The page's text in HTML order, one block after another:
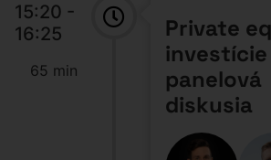
15:20 -
16:25
65 min
Private
investície
panelová
diskusia